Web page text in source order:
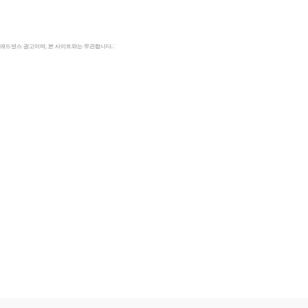
드센스 광고이며, 본 사이트와는 무관합니다.